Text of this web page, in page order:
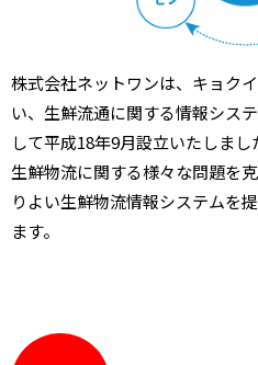
株式会社ネットワンは、キョク
い、生鮮流通に関する情報シス
して平成18年9月設立いたしまし
生鮮物流に関する様々な問題を
りよい生鮮物流情報システムを
ます。